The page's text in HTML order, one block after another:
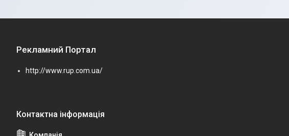
Рекламний Портал
http://www.rup.com.ua/